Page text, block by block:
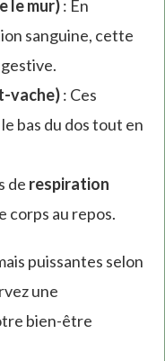
le mur): En
sanguine, cette
vache): Ces
bas du dos tout en
de respiration
au repos.
puissantes selon
une
bien-être